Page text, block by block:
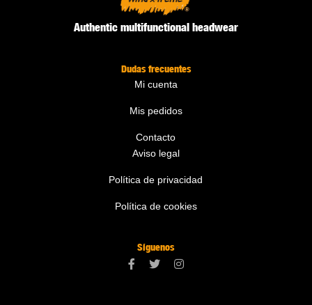
Authentic multifunctional headwear
Dudas frecuentes
Mi cuenta
Mis pedidos
Contacto
Aviso legal
Política de privacidad
Política de cookies
Síguenos